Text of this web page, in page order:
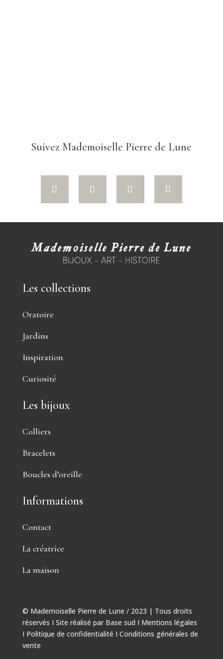
Suivez Mademoiselle Pierre de Lune
Les collections
Oratoire
Jardins
Inspiration
Curiosité
Les bijoux
Colliers
Bracelets
Boucles d’oreille
Informations
Contact
La créatrice
La maison
© Mademoiselle Pierre de Lune / 2023 | Tous droits
réservés I Site réalisé par Base sud I Mentions légales
I Politique de confidentialité I Conditions générales de
vente